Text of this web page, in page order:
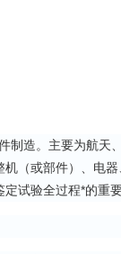
造。主要为航天
（或部件）、电
试验全过程*的重要